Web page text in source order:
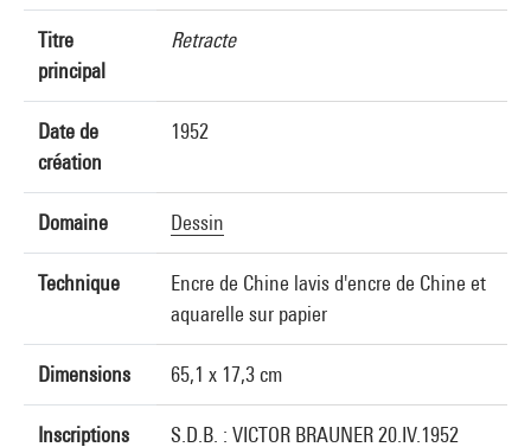
Titre
principal
Retracte
Date de
création
1952
Domaine Dessin
Technique
Encre de Chine lavis d'encre de Chine et
aquarelle sur papier
Dimensions 65,1 x 17,3 cm
Inscriptions S.D.B. : VICTOR BRAUNER 20.IV.1952